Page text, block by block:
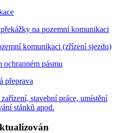
na pozemní komunikaci
komunikaci (zřízení sjezdu)
pásmu
přeprava
stavební práce, umístění
stánků apod.